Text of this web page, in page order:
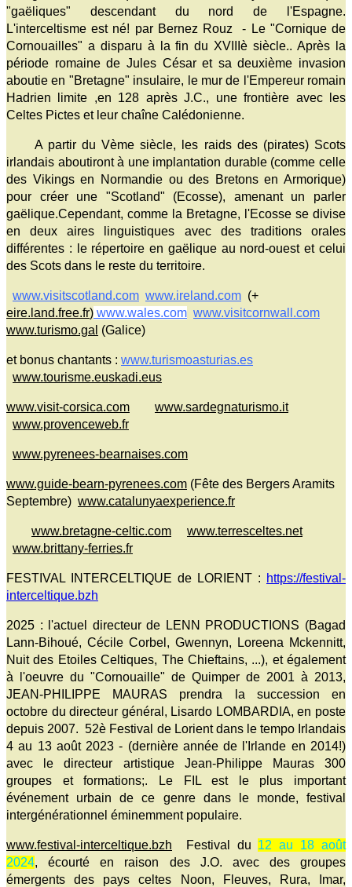
"gaëliques" descendant du nord de l'Espagne.
L'interceltisme est né! par Bernez Rouz - Le "Cornique de
Cornouailles" a disparu à la fin du XVIIIè siècle.. Après la
période romaine de Jules César et sa deuxième invasion
aboutie en "Bretagne" insulaire, le mur de l'Empereur romain
Hadrien limite ,en 128 après J.C., une frontière avec les
Celtes Pictes et leur chaîne Calédonienne.
A partir du Vème siècle, les raids des (pirates) Scots
irlandais aboutiront à une implantation durable (comme celle
des Vikings en Normandie ou des Bretons en Armorique)
pour créer une "Scotland" (Ecosse), amenant un parler
gaëlique.Cependant, comme la Bretagne, l'Ecosse se divise
en deux aires linguistiques avec des traditions orales
différentes : le répertoire en gaëlique au nord-ouest et celui
des Scots dans le reste du territoire.
www.visitscotland.com www.ireland.com (+
eire.land.free.fr) www.wales.com www.visitcornwall.com
www.turismo.gal (Galice)
et bonus chantants : www.turismoasturias.es
www.tourisme.euskadi.eus
www.visit-corsica.com
www.sardegnaturismo.it
www.provenceweb.fr
www.pyrenees-bearnaises.com
www.guide-bearn-pyrenees.com (Fête des Bergers Aramits
Septembre) www.catalunyaexperience.fr
www.bretagne-celtic.com
www.terresceltes.net
www.brittany-ferries.fr
FESTIVAL INTERCELTIQUE de LORIENT : https://festival-
interceltique.bzh
2025 : l'actuel directeur de LENN PRODUCTIONS (Bagad
Lann-Bihoué, Cécile Corbel, Gwennyn, Loreena Mckennitt,
Nuit des Etoiles Celtiques, The Chieftains, ...), et également
à l'oeuvre du "Cornouaille" de Quimper de 2001 à 2013,
JEAN-PHILIPPE MAURAS prendra la succession en
octobre du directeur général, Lisardo LOMBARDIA, en poste
depuis 2007. 52è Festival de Lorient dans le tempo Irlandais
4 au 13 août 2023 - (dernière année de l'Irlande en 2014!)
avec le directeur artistique Jean-Philippe Mauras 300
groupes et formations;. Le FIL est le plus important
événement urbain de ce genre dans le monde, festival
intergénérationnel éminemment populaire.
www.festival-interceltique.bzh Festival du 12 au 18 août
2024, écourté en raison des J.O. avec des groupes
émergents des pays celtes Noon, Fleuves, Rura, Imar,